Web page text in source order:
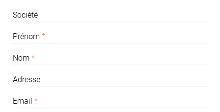
Société
Prénom *
Nom *
Adresse
Email *